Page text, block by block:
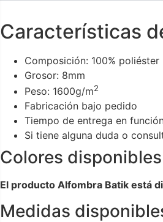
Características
Composición: 100% poliéster
Grosor: 8mm
Peso: 1600g/m2
Fabricación bajo pedido
Tiempo de entrega en
Si tiene alguna duda o
Colores disponibles
El producto Alfombra Batik está
Medidas